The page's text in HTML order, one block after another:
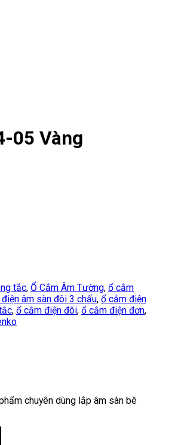
05 Vàng
tắc, Ổ Cắm Âm Tường, ổ cắm
âm sàn đôi 3 chấu, ổ cắm điện
, ổ cắm điện đôi, ổ cắm điện đơn,
chuyên dùng lắp âm sàn bê